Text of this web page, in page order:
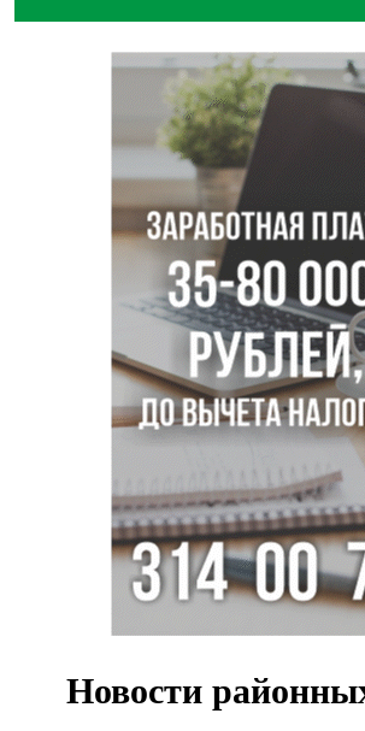
Ячейку международной группировки
«Мамкиных грабителей» задержали за
пистолетом в Новосибирске
Царь-томат из Новосибирска побил
весу в 3 кг
В Новосибирской области начинается
активности клещей